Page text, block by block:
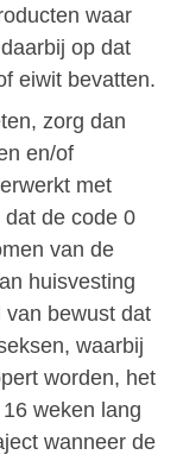
waar
op dat
eiwit bevatten.
zorg dan
en/of
met
de code 0
van de
huisvesting
bewust dat
waarbij
worden, het
weken lang
wanneer de